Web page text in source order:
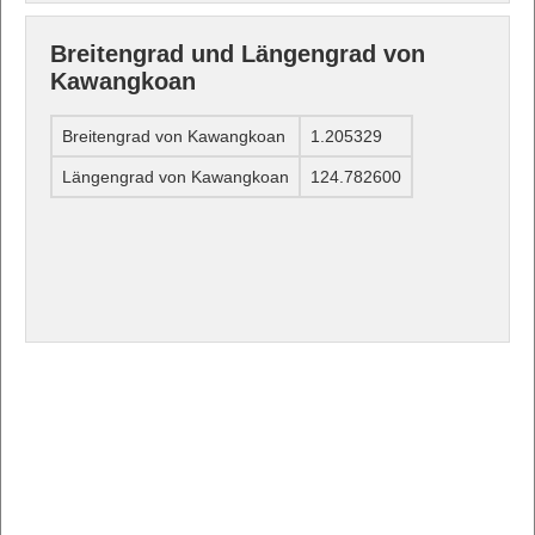
Breitengrad und Längengrad von
Kawangkoan
Breitengrad von Kawangkoan 1.205329
Längengrad von Kawangkoan 124.782600